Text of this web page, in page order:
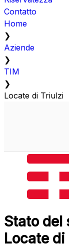
Contatto
Home
❯
Aziende
❯
TIM
❯
Locate di Triulzi
Stato del
Locate